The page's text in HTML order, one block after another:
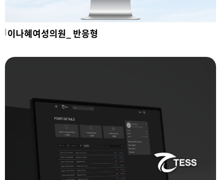
이나혜여성의원_ 반응형